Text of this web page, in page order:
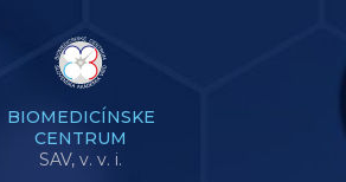
BIOMEDICÍNSKE
CENTRUM
SAV, v. v. i.